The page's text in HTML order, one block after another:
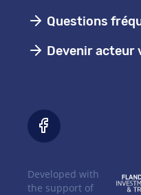
Questions
Devenir acteur
Developed with
the support of